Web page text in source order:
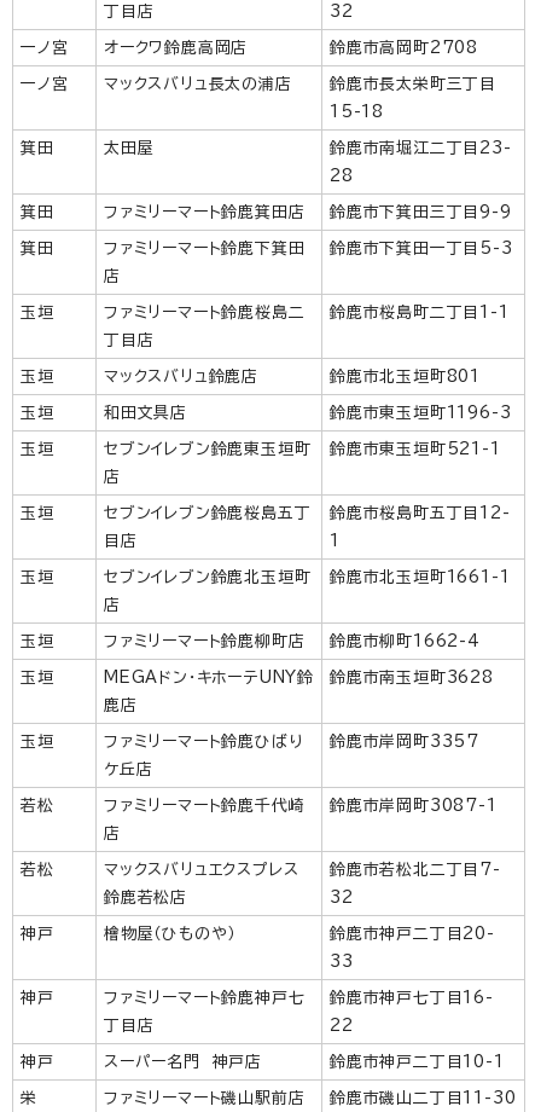
丁目店
32
一ノ宮 オークワ鈴鹿高岡店 鈴鹿市高岡町2708
一ノ宮 マックスバリュ長太の浦店
鈴鹿市長太栄町三丁目
15-18
箕田 太田屋
鈴鹿市南堀江二丁目23-
28
箕田 ファミリーマート鈴鹿箕田店 鈴鹿市下箕田三丁目9-9
箕田
ファミリーマート鈴鹿下箕田
店
鈴鹿市下箕田一丁目5-3
玉垣
ファミリーマート鈴鹿桜島二
丁目店
鈴鹿市桜島町二丁目1-1
玉垣 マックスバリュ鈴鹿店 鈴鹿市北玉垣町801
玉垣 和田文具店 鈴鹿市東玉垣町1196-3
玉垣
セブンイレブン鈴鹿東玉垣町
店
鈴鹿市東玉垣町521-1
玉垣
セブンイレブン鈴鹿桜島五丁
目店
鈴鹿市桜島町五丁目12-
1
玉垣
セブンイレブン鈴鹿北玉垣町
店
鈴鹿市北玉垣町1661-1
玉垣 ファミリーマート鈴鹿柳町店 鈴鹿市柳町1662-4
玉垣
MEGAドン・キホーテUNY鈴
鹿店
鈴鹿市南玉垣町3628
玉垣
ファミリーマート鈴鹿ひばり
ケ丘店
鈴鹿市岸岡町3357
若松
ファミリーマート鈴鹿千代崎
店
鈴鹿市岸岡町3087-1
若松
マックスバリュエクスプレス
鈴鹿若松店
鈴鹿市若松北二丁目7-
32
神戸 檜物屋（ひものや）
鈴鹿市神戸二丁目20-
33
神戸
ファミリーマート鈴鹿神戸七
丁目店
鈴鹿市神戸七丁目16-
22
神戸 スーパー名門 神戸店 鈴鹿市神戸二丁目10-1
栄 ファミリーマート磯山駅前店 鈴鹿市磯山二丁目11-30